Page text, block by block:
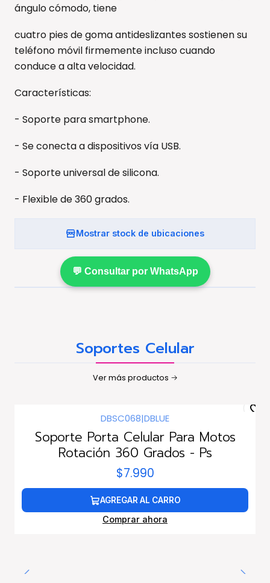
ángulo cómodo, tiene
cuatro pies de goma antideslizantes sostienen su
teléfono móvil firmemente incluso cuando
conduce a alta velocidad.
Características:
- Soporte para smartphone.
- Se conecta a dispositivos vía USB.
- Soporte universal de silicona.
- Flexible de 360 grados.
Mostrar stock de ubicaciones
💬 Consultar por WhatsApp
Soportes Celular
Ver más productos
DBSC068|DBLUE
Soporte Porta Celular Para Motos
Rotación 360 Grados - Ps
$7.990
AGREGAR AL CARRO
Comprar ahora